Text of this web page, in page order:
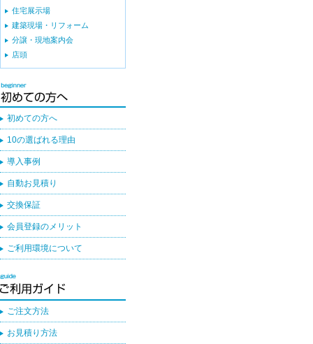
住宅展示場
建築現場・リフォーム
分譲・現地案内会
店頭
初めての方へ
10の選ばれる理由
導入事例
自動お見積り
交換保証
会員登録のメリット
ご利用環境について
ご注文方法
お見積り方法